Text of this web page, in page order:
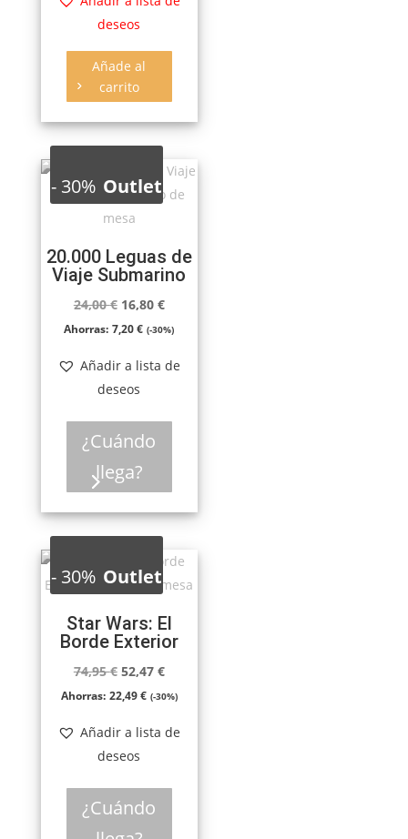
era:
23,00 €.
es:
deseos
Añade al
carrito
-30% Outlet
20.000 Leguas de
Viaje Submarino
24,00€ El
precio
era:
24,00 €.
16,80 €El
precio
es:
Ahorras: 7,20€ (-30%)
Añadir a lista de
deseos
¿Cuándo
llega?
-30% Outlet
Star Wars: El
Borde Exterior
74,95€ El
precio
era:
74,95 €.
52,47 €El
precio
es:
Ahorras: 22,49€ (-30%)
Añadir a lista de
deseos
¿Cuándo